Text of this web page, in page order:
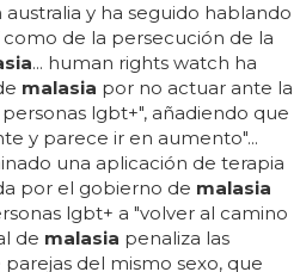
y ha seguido hablando
como de la persecución de la
... human rights watch ha
malasia por no actuar ante la
lgbt+", añadiendo que
y parece ir en aumento"...
una aplicación de terapia
por el gobierno de malasia
lgbt+ a "volver al camino
de malasia penaliza las
del mismo sexo, que